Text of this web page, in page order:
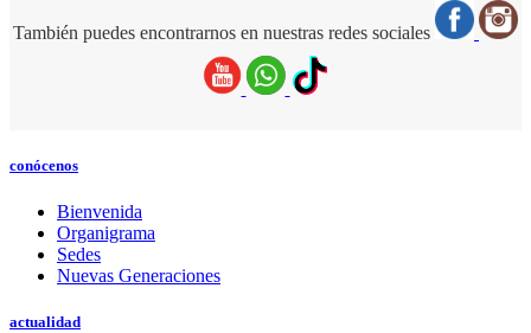
También puedes encontrarnos en nuestras redes sociales
conócenos
Bienvenida
Organigrama
Sedes
Nuevas Generaciones
actualidad